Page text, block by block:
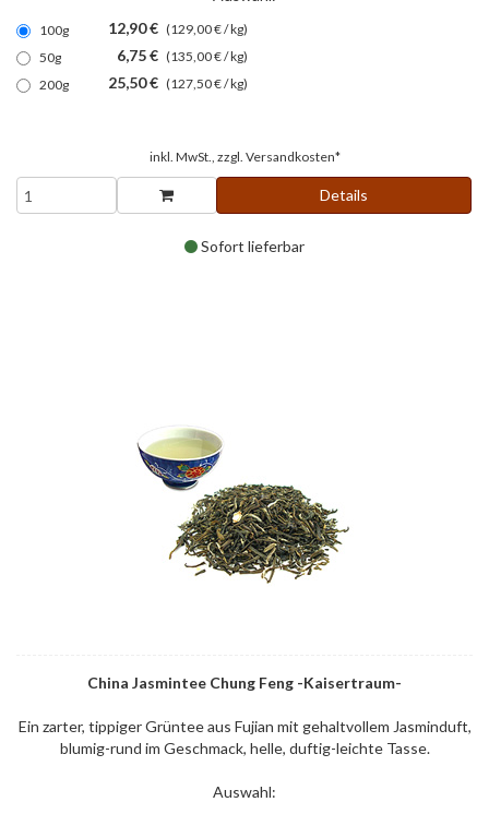
100g 12,90 € (129,00 € / kg)
50g
6,75 € (135,00 € / kg)
200g
25,50 € (127,50 € / kg)
inkl. MwSt., zzgl. Versandkosten*
Details
Sofort lieferbar
China Jasmintee Chung Feng -Kaisertraum-
Ein zarter, tippiger Grüntee aus Fujian mit gehaltvollem Jasminduft,
blumig-rund im Geschmack, helle, duftig-leichte Tasse.
Auswahl: